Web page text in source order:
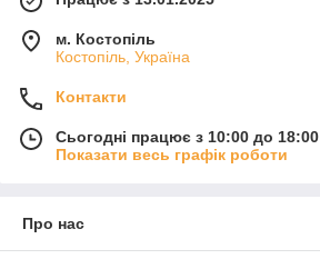
м. Костопіль
Костопіль, Україна
Контакти
Сьогодні працює з 10:00 до 18:00
Показати весь графік роботи
Про нас